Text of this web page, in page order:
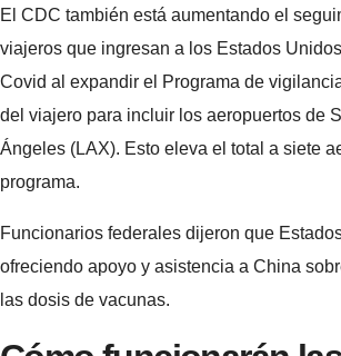
El CDC también está aumentando el
viajeros que ingresan a los Estados
Covid al expandir el Programa de
del viajero para incluir los aeropuertos de
Ángeles (LAX). Esto eleva el total a siete
programa.
Funcionarios federales dijeron que
ofreciendo apoyo y asistencia a China
las dosis de vacunas.